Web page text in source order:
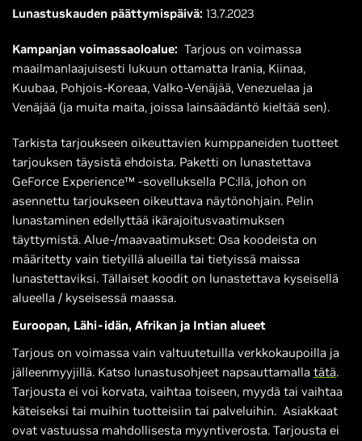
Lunastuskauden päättymispäivä: 13.7.2023
Kampanjan voimassaoloalue: Tarjous on voimassa
maailmanlaajuisesti lukuun ottamatta Irania, Kiinaa,
Kuubaa, Pohjois-Koreaa, Valko-Venäjää, Venezuelaa ja
Venäjää (ja muita maita, joissa lainsäädäntö kieltää sen).
Tarkista tarjoukseen oikeuttavien kumppaneiden tuotteet
tarjouksen täysistä ehdoista. Paketti on lunastettava
GeForce Experience™ -sovelluksella PC:llä, johon on
asennettu tarjoukseen oikeuttava näytönohjain. Pelin
lunastaminen edellyttää ikärajoitusvaatimuksen
täyttymistä. Alue-/maavaatimukset: Osa koodeista on
määritetty vain tietyillä alueilla tai tietyissä maissa
lunastettaviksi. Tällaiset koodit on lunastettava kyseisellä
alueella / kyseisessä maassa.
Euroopan, Lähi-idän, Afrikan ja Intian alueet
Tarjous on voimassa vain valtuutetuilla verkkokaupoilla ja
jälleenmyyjillä. Katso lunastusohjeet napsauttamalla tätä.
Tarjousta ei voi korvata, vaihtaa toiseen, myydä tai vaihtaa
käteiseksi tai muihin tuotteisiin tai palveluihin. Asiakkaat
ovat vastuussa mahdollisesta myyntiverosta. Tarjousta ei